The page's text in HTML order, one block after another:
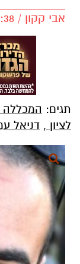
אבי קקון / 17:38 28.04.15
תגים: המכללה
לציון , דניאל